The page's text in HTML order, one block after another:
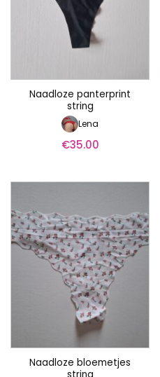
Naadloze panterprint
string
Lena
€35.00
Naadloze bloemetjes